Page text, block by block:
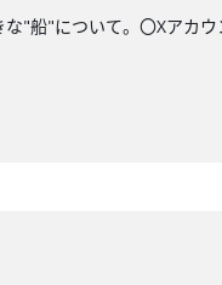
な"船"について。〇Xア